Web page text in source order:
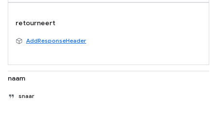
retourneert
AddResponseHeader
naam
snaar